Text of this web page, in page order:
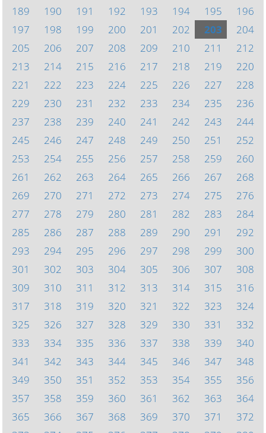
189
190 191 192 193 194 195
196
197
198 199 200 201 202 203
204
205
206 207 208 209 210 211
212
213
214 215 216 217 218 219
220
221
222 223 224 225 226 227
228
229
230 231 232 233 234 235
236
237
238 239 240 241 242 243
244
245
246 247 248 249 250 251
252
253
254 255 256 257 258 259
260
261
262 263 264 265 266 267
268
269
270 271 272 273 274 275
276
277
278 279 280 281 282 283
284
285
286 287 288 289 290 291
292
293
294 295 296 297 298 299
300
301
302 303 304 305 306 307
308
309
310 311 312 313 314 315
316
317
318 319 320 321 322 323
324
325
326 327 328 329 330 331
332
333
334 335 336 337 338 339
340
341
342 343 344 345 346 347
348
349
350 351 352 353 354 355
356
357
358 359 360 361 362 363
364
365
366 367 368 369 370 371
372